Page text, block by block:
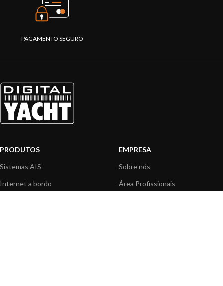
PAGAMENTO SEGURO
PRODUTOS
Sistemas AIS
Internet a bordo
EMPRESA
Sobre nós
Área Profissionais